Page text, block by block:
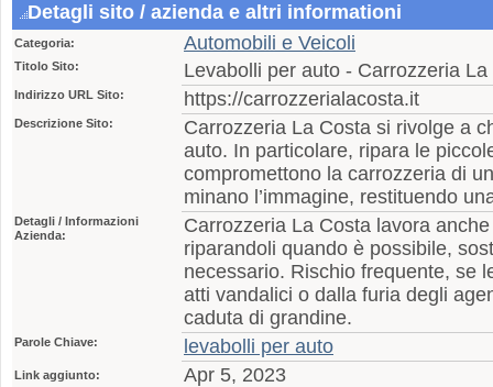
Detagli sito / azienda e altri informationi
Categoria: Automobili e Veicoli
Titolo Sito: Levabolli per auto - Carrozzeria La
Indirizzo URL Sito: https://carrozzerialacosta.it
Descrizione Sito:
Carrozzeria La Costa si rivolge a
auto. In particolare, ripara le
compromettono la carrozzeria di
minano l’immagine, restituendo
Detagli / Informazioni
Azienda:
Carrozzeria La Costa lavora
riparandoli quando è possibile,
necessario. Rischio frequente, se
atti vandalici o dalla furia degli
caduta di grandine.
Parole Chiave: levabolli per auto
Link aggiunto:
Apr 5, 2023